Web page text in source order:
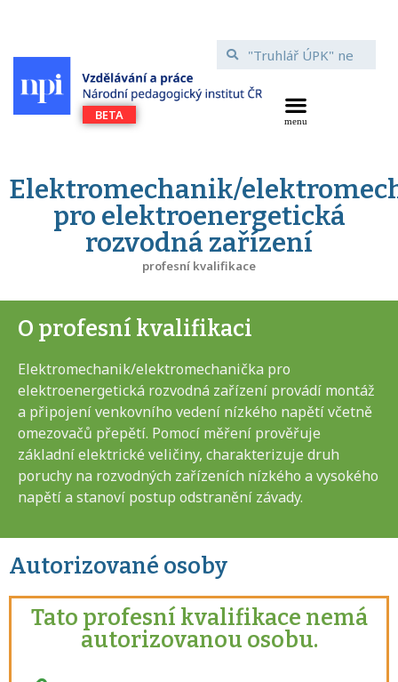
Elektromechanik/
pro elektroenergetická
rozvodná zařízení
profesní kvalifikace
O profesní kvalifikaci
Elektromechanik/elektromechanička pro
elektroenergetická rozvodná zařízení provádí montáž
a připojení venkovního vedení nízkého napětí včetně
omezovačů přepětí. Pomocí měření prověřuje
základní elektrické veličiny, charakterizuje druh
poruchy na rozvodných zařízeních nízkého a vysokého
napětí a stanoví postup odstranění závady.
Autorizované osoby
Tato profesní kvalifikace nemá
autorizovanou osobu.